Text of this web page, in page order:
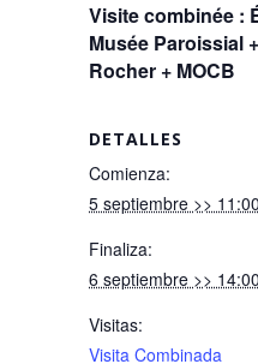
Visite combinée :
Musée Paroissial
Rocher + MOCB
DETALLES
Comienza:
5 septiembre >> 11:00
Finaliza:
6 septiembre >> 14:00
Visitas:
Visita Combinada